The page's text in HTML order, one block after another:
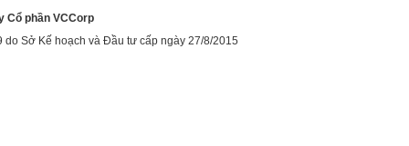
Cổ phần VCCorp
Sở Kế hoạch và Đầu tư cấp ngày 27/8/2015